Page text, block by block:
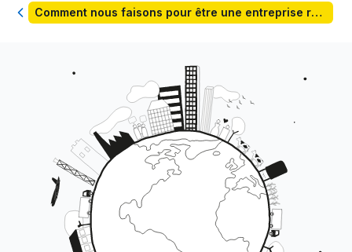
Retour Comment nous faisons pour être une entreprise responsable